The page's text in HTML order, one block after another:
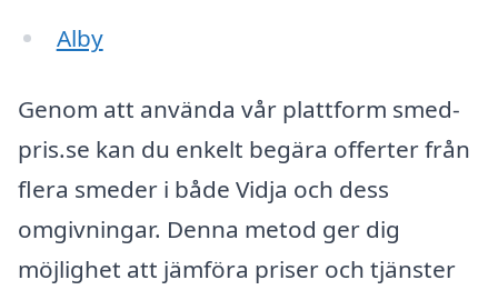
Alby
Genom att använda vår plattform smed-
pris.se kan du enkelt begära offerter från
flera smeder i både Vidja och dess
omgivningar. Denna metod ger dig
möjlighet att jämföra priser och tjänster